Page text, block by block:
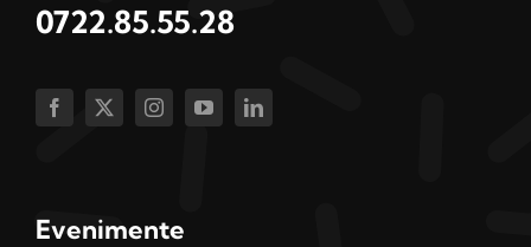
0722.85.55.28
Evenimente